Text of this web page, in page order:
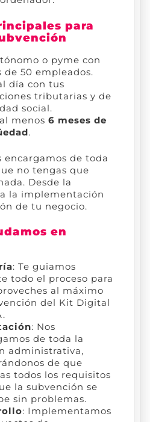
para
o pyme con
de 50 empleados.
día con tus
tributarias y de
social.
menos 6 meses de
.
encargamos de toda
no tengas que
Desde la
la implementación
de tu negocio.
en
: Te guiamos
todo el proceso para
al máximo
del Kit Digital
: Nos
de toda la
administrativa,
de que
todos los requisitos
la subvención se
sin problemas.
: Implementamos